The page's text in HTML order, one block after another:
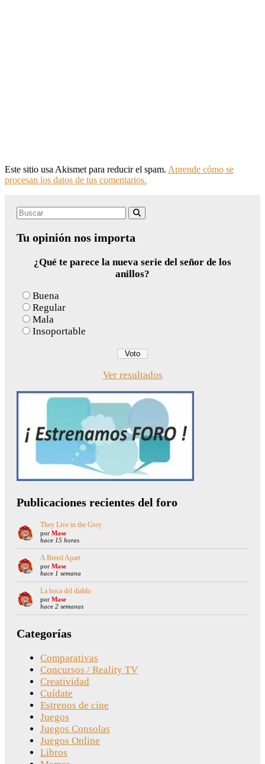
Este sitio usa Akismet para reducir el spam. Aprende cómo se
procesan los datos de tus comentarios.
Search
Tu opinión nos importa
¿Qué te parece la nueva serie del señor de los
anillos?
Buena
Regular
Mala
Insoportable
Ver resultados
Publicaciones recientes del foro
They Live in the Grey
por Mase
hace 15 horas
A Breed Apart
por Mase
hace 1 semana
La boca del diablo
por Mase
hace 2 semanas
Categorías
Comparativas
Concursos / Reality TV
Creatividad
Cuídate
Estrenos de cine
Juegos
Juegos Consolas
Juegos Online
Libros